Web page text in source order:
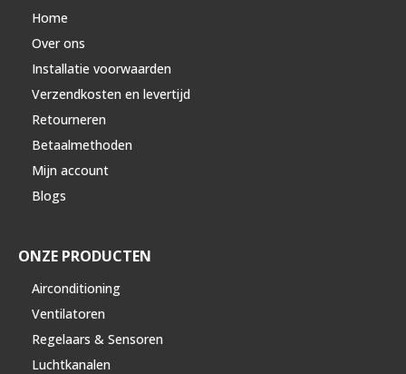
Home
Over ons
Installatie voorwaarden
Verzendkosten en levertijd
Retourneren
Betaalmethoden
Mijn account
Blogs
ONZE PRODUCTEN
Airconditioning
Ventilatoren
Regelaars & Sensoren
Luchtkanalen